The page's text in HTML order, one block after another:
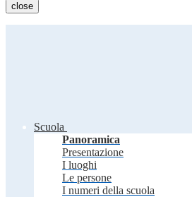
close
Scuola
Panoramica
Presentazione
I luoghi
Le persone
I numeri della scuola